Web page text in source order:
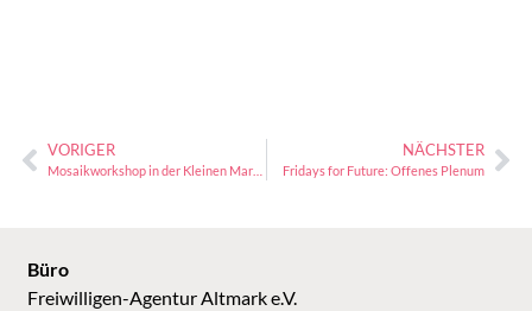
VORIGER NÄCHSTER
Fridays for Future: Offenes Plenum
Büro
Freiwilligen-Agentur Altmark e.V.